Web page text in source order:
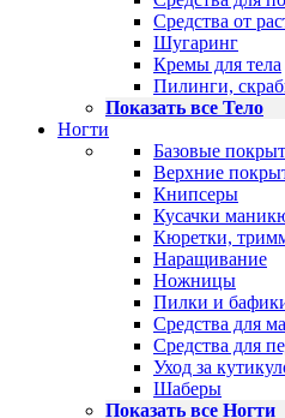
Средства от
Шугаринг
Кремы для тела
Пилинги,
Показать все Тело
Ногти
Базовые
Верхние
Книпсеры
Кусачки
Кюретки,
Наращивание
Ножницы
Пилки и
Средства для
Средства для
Уход за
Шаберы
Показать все Ногти